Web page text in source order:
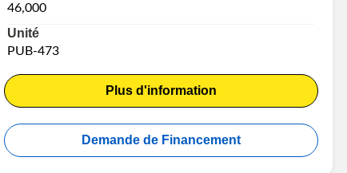
46,000
Unité
PUB-473
Plus d'information
Demande de Financement